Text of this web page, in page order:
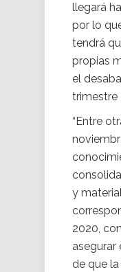
llegará
por lo
tendrá
propias
el
trimestre
“Entre
y
2020,
asegurar
de que